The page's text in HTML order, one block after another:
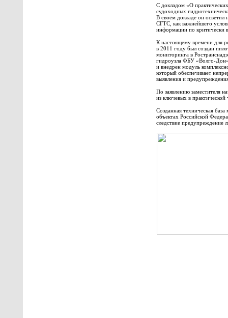
С докладом «О
судоходных
В своём докладе он осветил
СГТС, как важнейшего
информации по критически
К настоящему времени для
в 2011 году был создан
мониторинга в
гидроузла ФБУ «Волго-
и внедрен модуль
который обеспечивает
выявления и
По заявлению заместителя
из ключевых в практической
Созданная техническая
объектах Российской
следствие предупреждение